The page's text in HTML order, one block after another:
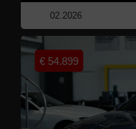
02.2026
€ 54.899